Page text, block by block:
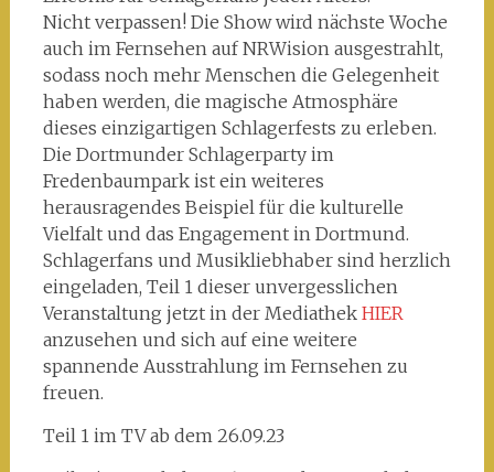
Nicht verpassen! Die Show wird nächste Woche
auch im Fernsehen auf NRWision ausgestrahlt,
sodass noch mehr Menschen die Gelegenheit
haben werden, die magische Atmosphäre
dieses einzigartigen Schlagerfests zu erleben.
Die Dortmunder Schlagerparty im
Fredenbaumpark ist ein weiteres
herausragendes Beispiel für die kulturelle
Vielfalt und das Engagement in Dortmund.
Schlagerfans und Musikliebhaber sind herzlich
eingeladen, Teil 1 dieser unvergesslichen
Veranstaltung jetzt in der Mediathek HIER
anzusehen und sich auf eine weitere
spannende Ausstrahlung im Fernsehen zu
freuen.
Teil 1 im TV ab dem 26.09.23